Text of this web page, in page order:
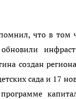
что в том
обновили
создан
сада и 17